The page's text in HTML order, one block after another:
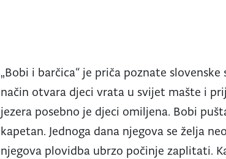
„Bobi i barčica“ je priča poznate
način otvara djeci vrata u svijet mašte i
jezera posebno je djeci omiljena. Bobi
kapetan. Jednoga dana njegova se želja
njegova plovidba ubrzo počinje zaplitati.